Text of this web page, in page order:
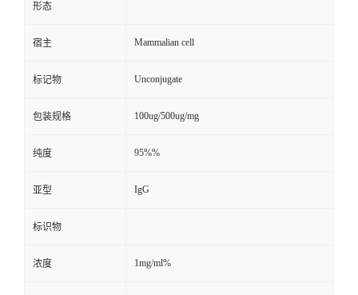
形态
宿主 Mammalian cell
标记物 Unconjugate
包装规格 100ug/500ug/mg
纯度 95%%
亚型 IgG
标识物
浓度 1mg/ml%